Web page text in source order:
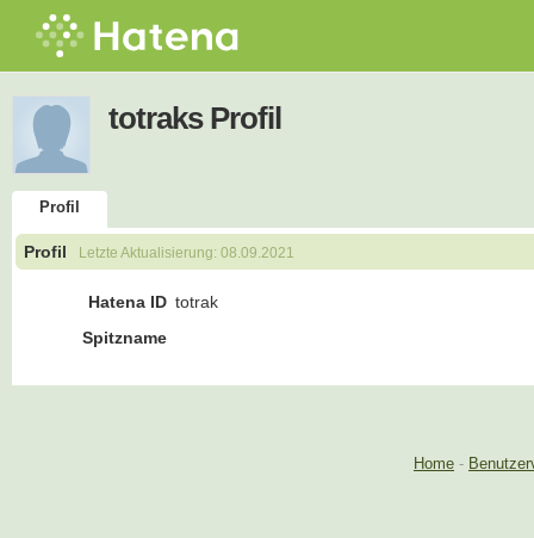
totraks Profil
Profil
Profil Letzte Aktualisierung: 08.09.2021
Hatena ID totrak
Spitzname
Home -